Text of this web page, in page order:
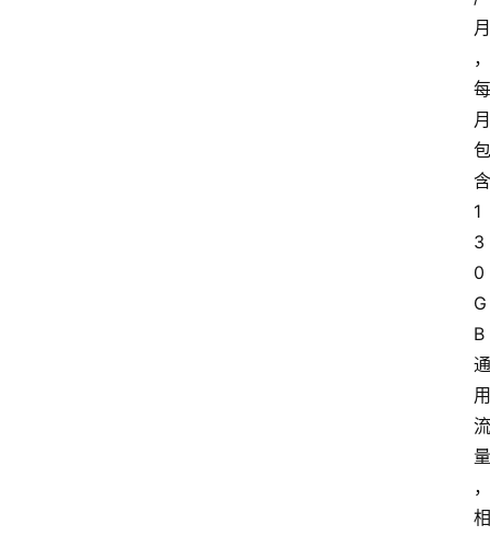
月
，
每
月
包
含
1
3
0
G
B
通
用
流
量
，
相